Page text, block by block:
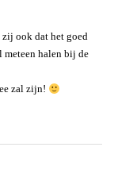
ook dat het goed
meteen halen bij de
zal zijn!